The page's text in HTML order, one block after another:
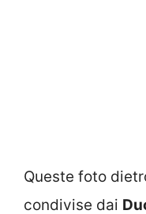
Queste foto
condivise dai